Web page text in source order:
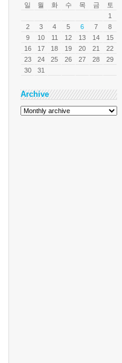
일
월 화 수 목 금
토
1
2
3 4 5 6 7
8
9
10 11 12 13 14
15
16
17 18 19 20 21
22
23
24 25 26 27 28
29
30
31
Archive